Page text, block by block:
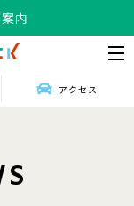
内
アクセス
S